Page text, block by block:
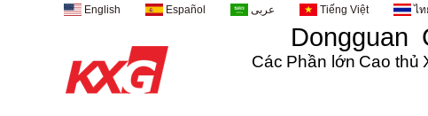
English Español عربى Tiếng Việt ไท
Dongguan
Các Phần lớn Cao thủ